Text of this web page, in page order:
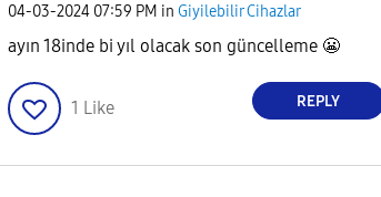
‎04-03-2024 07:59 PM in Giyilebilir Cihazlar
ayın 18inde bi yıl olacak son güncelleme 😬
1 Like REPLY